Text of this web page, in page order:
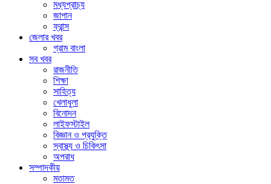
মধ্যপ্রাচ্য
জাপান
ফ্রান্স
জেলার খবর
গ্রাম বাংলা
সব খবর
রাজনীতি
শিক্ষা
সাহিত্য
খেলাধুলা
বিনোদন
লাইফস্টাইল
বিজ্ঞান ও প্রযুক্তি
স্বাস্থ্য ও চিকিৎসা
অপরাধ
সম্পাদকীয়
মতামত